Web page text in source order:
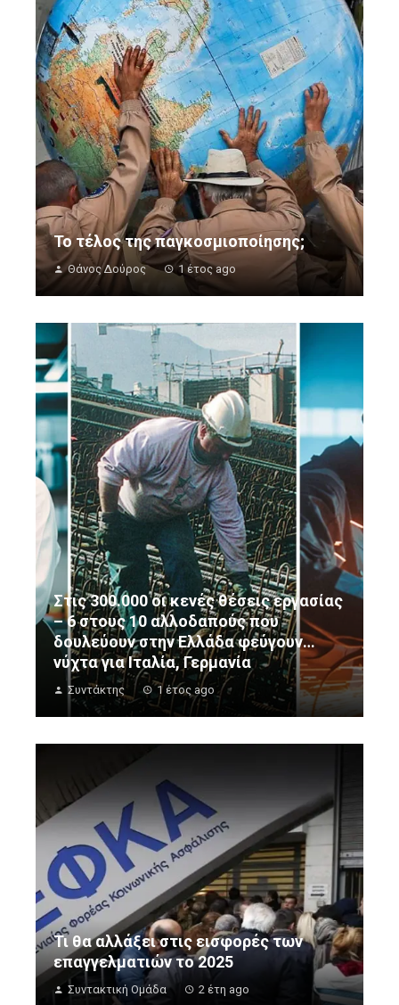
Το τέλος της παγκοσμιοποίησης;
Θάνος Δούρος 1 έτος ago
Στις 300.000 οι κενές θέσεις εργασίας
– 6 στους 10 αλλοδαπούς που
δουλεύουν στην Ελλάδα φεύγουν…
νύχτα για Ιταλία, Γερμανία
Συντάκτης 1 έτος ago
Τι θα αλλάξει στις εισφορές των
επαγγελματιών το 2025
Συντακτική Ομάδα 2 έτη ago